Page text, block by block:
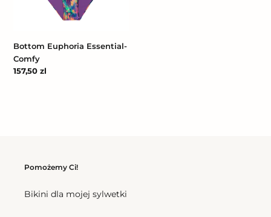
Bottom Euphoria Essential-
Comfy
Cena
157,50 zl
Pomożemy Ci!
Bikini dla mojej sylwetki